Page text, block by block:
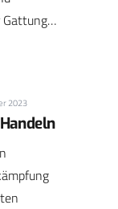
Gattung…
2023